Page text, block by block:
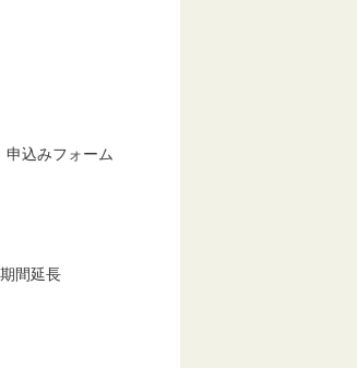
込みフォーム
間延長